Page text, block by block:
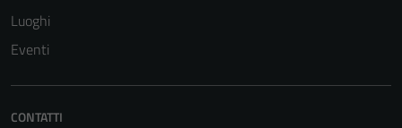
Luoghi
Eventi
CONTATTI